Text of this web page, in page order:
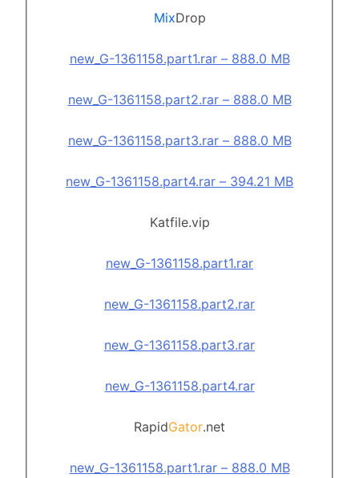
MixDrop
new_G-1361158.part1.rar – 888.0 MB
new_G-1361158.part2.rar – 888.0 MB
new_G-1361158.part3.rar – 888.0 MB
new_G-1361158.part4.rar – 394.21 MB
Katfile.vip
new_G-1361158.part1.rar
new_G-1361158.part2.rar
new_G-1361158.part3.rar
new_G-1361158.part4.rar
RapidGator.net
new_G-1361158.part1.rar – 888.0 MB